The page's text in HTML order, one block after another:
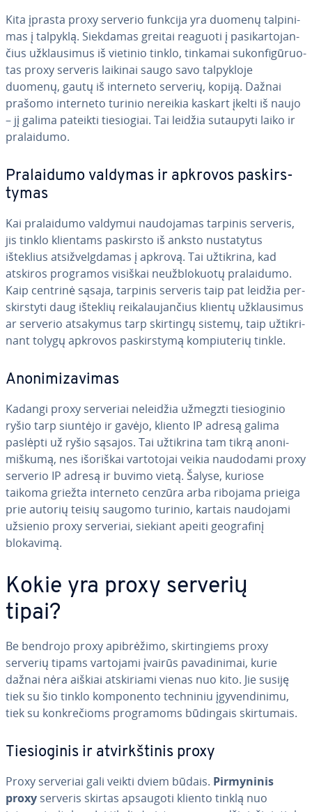
Kita įprasta proxy serverio funkcija yra duomenų tal­pi­ni­
mas į talpyklą. Siekdamas greitai reaguoti į pa­si­kar­to­jan­
čius už­klau­si­mus iš vietinio tinklo, tinkamai su­kon­fi­gū­ruo­
tas proxy serveris laikinai saugo savo tal­pyk­lo­je
duomenų, gautų iš interneto serverių, kopiją. Dažnai
prašomo interneto turinio nereikia kaskart įkelti iš naujo
– jį galima pateikti tie­sio­giai. Tai leidžia sutaupyti laiko ir
pra­lai­du­mo.
Pra­lai­du­mo valdymas ir apkrovos pa­skirs­
ty­mas
Kai pra­lai­du­mo valdymui nau­do­ja­mas tarpinis serveris,
jis tinklo klientams paskirsto iš anksto nu­sta­ty­tus
išteklius at­si­žvelg­da­mas į apkrovą. Tai užtikrina, kad
atskiros programos visiškai ne­už­blo­kuo­tų pra­lai­du­mo.
Kaip centrinė sąsaja, tarpinis serveris taip pat leidžia per­
skirs­ty­ti daug išteklių rei­ka­lau­jan­čius klientų už­klau­si­mus
ar serverio atsakymus tarp skirtingų sistemų, taip už­tik­ri­
nant tolygų apkrovos pa­skirs­ty­mą kom­piu­te­rių tinkle.
Ano­ni­mi­za­vi­mas
Kadangi proxy serveriai neleidžia užmegzti tie­sio­gi­nio
ryšio tarp siuntėjo ir gavėjo, kliento IP adresą galima
paslėpti už ryšio sąsajos. Tai užtikrina tam tikrą ano­ni­
miš­ku­mą, nes išoriškai var­to­to­jai veikia naudodami proxy
serverio IP adresą ir buvimo vietą. Šalyse, kuriose
taikoma griežta interneto cenzūra arba ribojama prieiga
prie autorių teisių saugomo turinio, kartais naudojami
užsienio proxy serveriai, siekiant apeiti geo­gra­fi­nį
blokavimą.
Kokie yra proxy serverių
tipai?
Be bendrojo proxy api­brė­ži­mo, skir­tin­giems proxy
serverių tipams vartojami įvairūs pa­va­di­ni­mai, kurie
dažnai nėra aiškiai at­ski­ria­mi vienas nuo kito. Jie susiję
tiek su šio tinklo kom­po­nen­to techniniu įgy­ven­di­ni­mu,
tiek su konk­re­čioms prog­ra­moms būdingais skir­tu­mais.
Tie­sio­gi­nis ir at­virkš­ti­nis proxy
Proxy serveriai gali veikti dviem būdais. Pir­my­ni­nis
proxy serveris skirtas apsaugoti kliento tinklą nuo